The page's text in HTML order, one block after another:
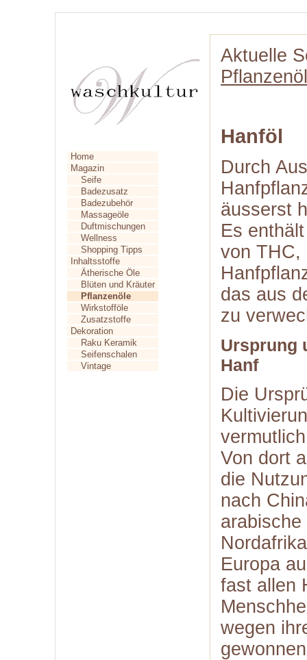
Home
Magazin
Seife
Badezusatz
Badezubehör
Massageöle
Duftmischungen
Wellness
Shopping Tipps
Inhaltsstoffe
Ätherische Öle
Blüten und Kräuter
Pflanzenöle
Wirkstofföle
Zusatzstoffe
Dekoration
Raku Keramik
Seifenschalen
Vintage
Aktuelle
Hanföl
Durch
äusserst
Es
von THC,
das aus
zu
Ursprung
Hanf
Die
Von dort
die
nach
Europa
fast allen
wegen